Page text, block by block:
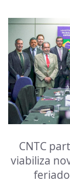
CNTC
viabiliza